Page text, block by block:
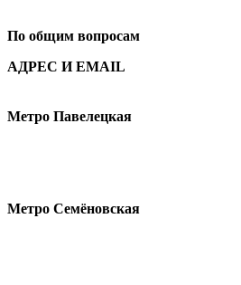
По общим вопросам
АДРЕС И EMAIL
Метро Павелецкая
Метро Семёновская